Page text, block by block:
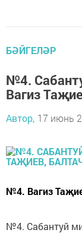
БӘЙГЕЛӘР
№4.
Вагиз
Автор, 17 июнь
№4. Вагиз
№4. Сабантуй